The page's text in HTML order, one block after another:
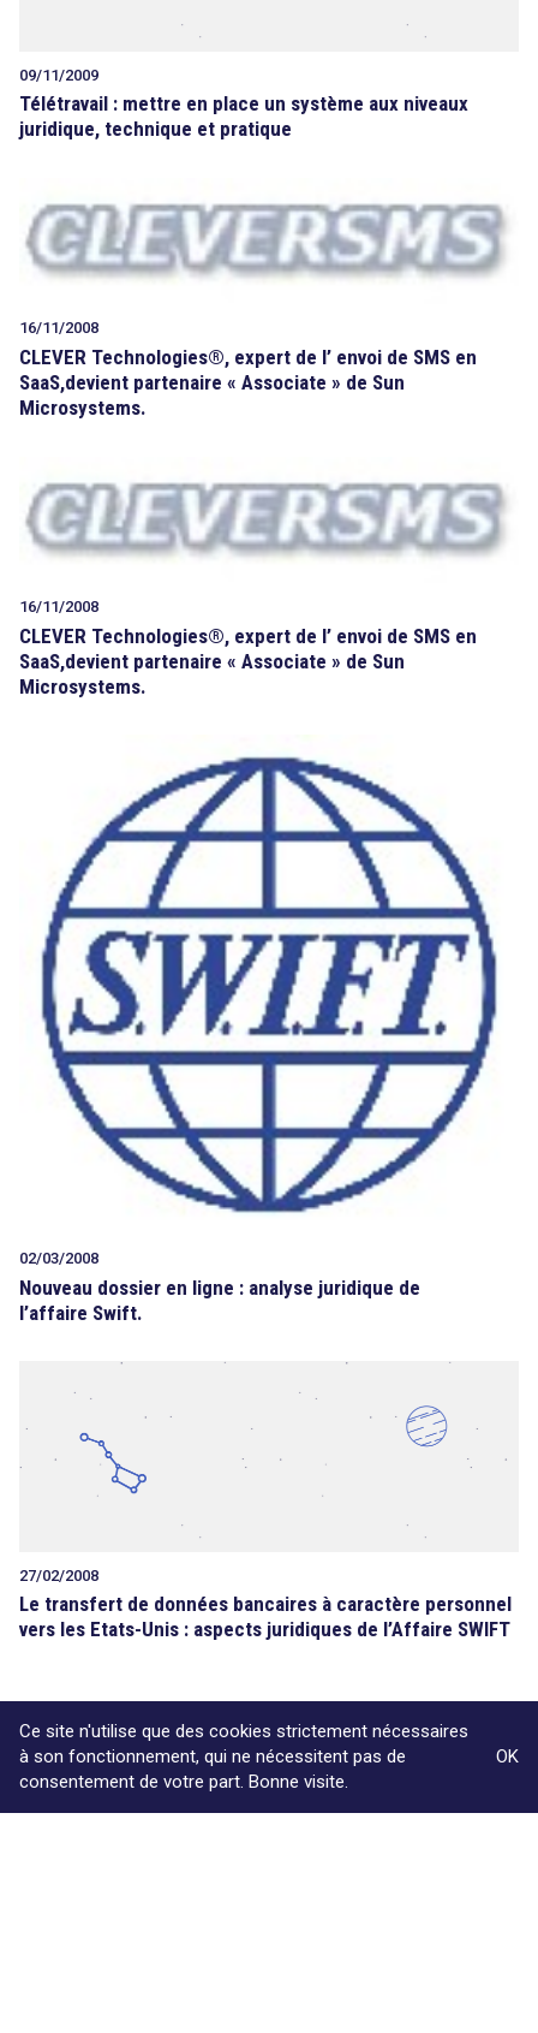
09/11/2009
Télétravail : mettre en place un système aux niveaux
juridique, technique et pratique
16/11/2008
CLEVER Technologies®, expert de l’ envoi de SMS en
SaaS,devient partenaire « Associate » de Sun
Microsystems.
16/11/2008
CLEVER Technologies®, expert de l’ envoi de SMS en
SaaS,devient partenaire « Associate » de Sun
Microsystems.
02/03/2008
Nouveau dossier en ligne : analyse juridique de
l’affaire Swift.
27/02/2008
Le transfert de données bancaires à caractère personnel
vers les Etats-Unis : aspects juridiques de l’Affaire SWIFT
Ce site n'utilise que des cookies strictement nécessaires
à son fonctionnement, qui ne nécessitent pas de
consentement de votre part. Bonne visite.
OK